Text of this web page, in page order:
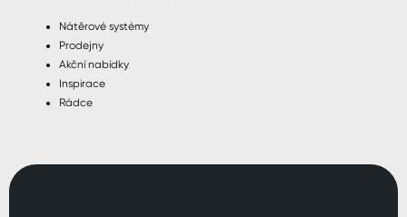
Nátěrové systémy
Prodejny
Akční nabídky
Inspirace
Rádce